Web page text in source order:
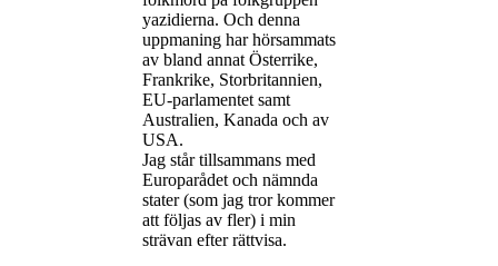
yazidierna. Och denna
uppmaning har hörsammats
av bland annat Österrike,
Frankrike, Storbritannien,
EU-parlamentet samt
Australien, Kanada och av
USA.
Jag står tillsammans med
Europarådet och nämnda
stater (som jag tror kommer
att följas av fler) i min
strävan efter rättvisa.